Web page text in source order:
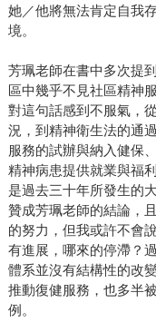
她／他將無法肯定自我
境。
芳珮老師在書中多次提
區中幾乎不見社區精神
對這句話感到不服氣，
況，到精神衛生法的通
服務的試辦與納入健保
精神病患提供就業與福
是過去三十年所發生的
贊成芳珮老師的結論，
的努力，但我或許不會
有進展，哪來的停滯？
體系並沒有結構性的改
推動復健服務，也多半
例。